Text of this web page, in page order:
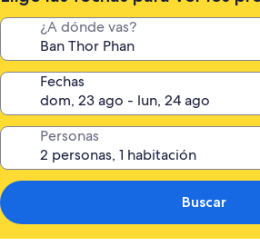
¿A dónde vas?
Fechas
Personas
Buscar